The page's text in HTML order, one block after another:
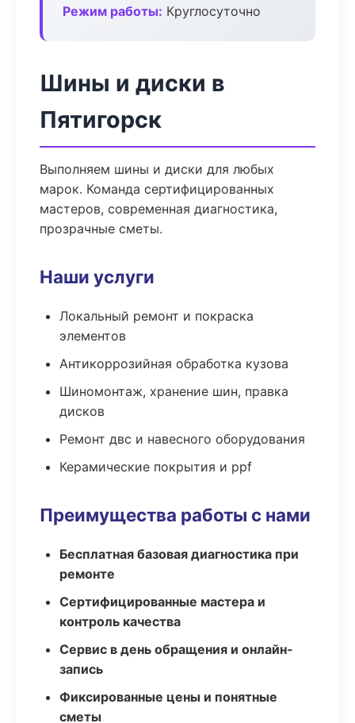
Режим работы: Круглосуточно
Шины и диски в
Пятигорск
Выполняем шины и диски для любых
марок. Команда сертифицированных
мастеров, современная диагностика,
прозрачные сметы.
Наши услуги
Локальный ремонт и покраска
элементов
Антикоррозийная обработка кузова
Шиномонтаж, хранение шин, правка
дисков
Ремонт двс и навесного оборудования
Керамические покрытия и ppf
Преимущества работы с нами
Бесплатная базовая диагностика при
ремонте
Сертифицированные мастера и
контроль качества
Сервис в день обращения и онлайн-
запись
Фиксированные цены и понятные
сметы